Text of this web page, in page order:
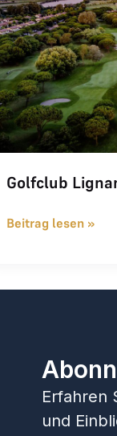
Golfclub
Beitrag lesen »
Erfahren
und